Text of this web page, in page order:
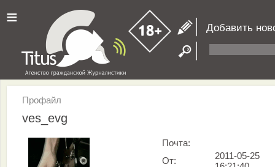
≡ Добавить
Профайл
ves_evg
Почта:
От:
2011-05-25